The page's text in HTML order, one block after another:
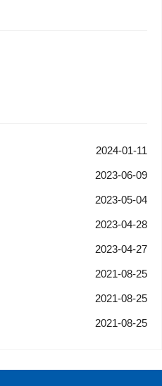
2024-01-11
2023-06-09
2023-05-04
2023-04-28
2023-04-27
2021-08-25
2021-08-25
2021-08-25